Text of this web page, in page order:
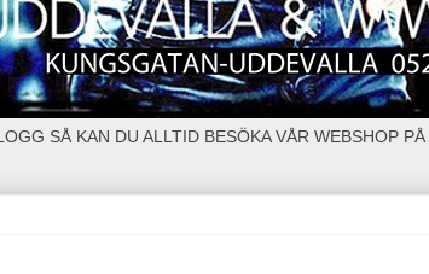
SÅ KAN DU ALLTID BESÖKA VÅR WEBSHOP PÅ